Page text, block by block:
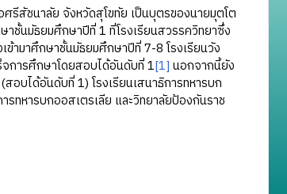
สัชนาลัย จังหวัดสุโขทัย เป็นบุตรของนายมุตโต
าชั้นมัธยมศึกษาปีที่ 1 ที่โรงเรียนสวรรควิทยาซึ่ง
ามาศึกษาชั้นมัธยมศึกษาปีที่ 7-8 โรงเรียนวัง
จการศึกษาโดยสอบได้อันดับที่ 1[1] นอกจากนี้ยัง
สอบได้อันดับที่ 1) โรงเรียนเสนาธิการทหารบก
รทหารบกออสเตรเลีย และวิทยาลัยป้องกันราช